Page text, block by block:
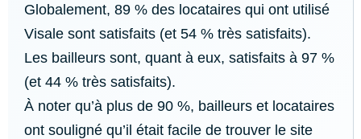
Globalement, 89 % des locataires qui ont utilisé
Visale sont satisfaits (et 54 % très satisfaits).
Les bailleurs sont, quant à eux, satisfaits à 97 %
(et 44 % très satisfaits).
À noter qu’à plus de 90 %, bailleurs et locataires
ont souligné qu’il était facile de trouver le site